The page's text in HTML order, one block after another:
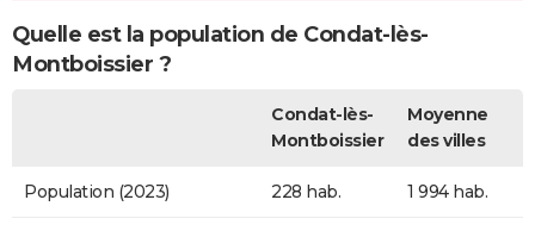
Quelle est la population de Condat-lès-
Montboissier ?
Condat-lès-
Montboissier
Moyenne
des villes
Population (2023) 228 hab. 1 994 hab.